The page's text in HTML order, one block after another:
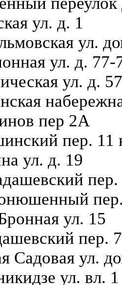
ул. д. 1
ул.
ул. д. 77-
ул. д.
пер 2А
пер. 11
ул. д. 19
пер.
ул. 15
пер.
Садовая ул.
ул. вл. 1